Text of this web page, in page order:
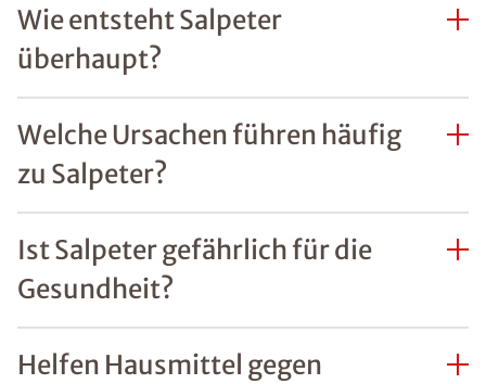
Wie entsteht Salpeter
überhaupt?
Welche Ursachen führen häufig
zu Salpeter?
Ist Salpeter gefährlich für die
Gesundheit?
Helfen Hausmittel gegen